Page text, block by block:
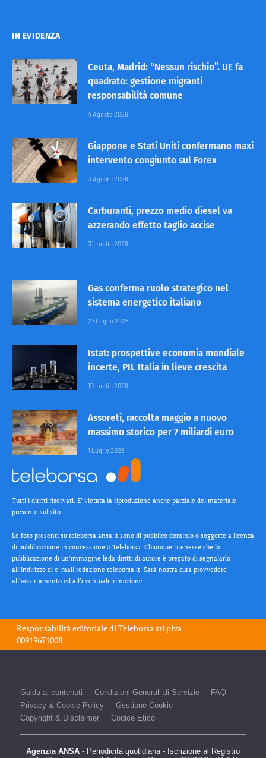
IN EVIDENZA
Ceuta, Madrid: “Nessun rischio”. UE fa
quadrato: gestione migranti
responsabilità comune
4 Agosto 2026
Giappone e Stati Uniti confermano maxi
intervento congiunto sul Forex
3 Agosto 2026
Carburanti, prezzo medio diesel va
azzerando effetto taglio accise
31 Luglio 2026
Gas conferma ruolo strategico nel
sistema energetico italiano
27 Luglio 2026
Istat: prospettive economia mondiale
incerte, PIL Italia in lieve crescita
10 Luglio 2026
Assoreti, raccolta maggio a nuovo
massimo storico per 7 miliardi euro
1 Luglio 2026
Tutti i diritti riservati. E’ vietata la riproduzione anche parziale del materiale
presente sul sito.
Le foto presenti su teleborsa.ansa.it sono di pubblico dominio o soggette a licenza
di pubblicazione in concessione a Teleborsa. Chiunque ritenesse che la
pubblicazione di un’immagine leda diritti di autore è pregato di segnalarlo
all’indirizzo di e-mail redazione teleborsa.it. Sarà nostra cura provvedere
all’accertamento ed all’eventuale rimozione.
Responsabilità editoriale diTeleborsa srlpiva
00919671008
Guida ai contenuti Condizioni Generali di Servizio
FAQ
Privacy & Cookie Policy
Gestione Cookie
Copyright & Disclaimer
Codice Etico
Agenzia ANSA - Periodicità quotidiana - Iscrizione al Registro